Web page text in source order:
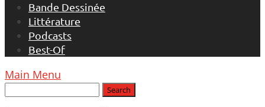
Bande Dessinée
Littérature
Podcasts
Best-Of
Main Menu